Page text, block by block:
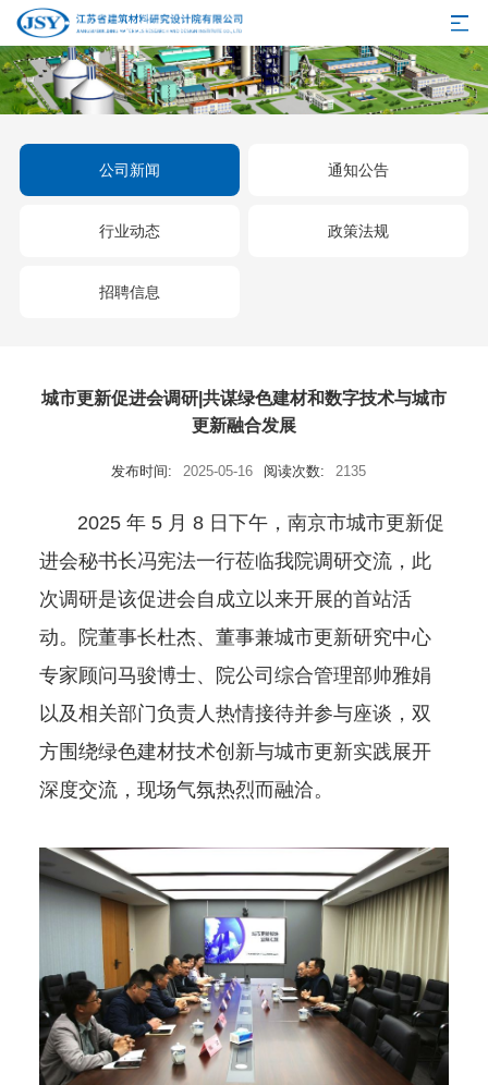
公司新闻 通知公告
行业动态 政策法规
招聘信息
城市更新促进会调研|共谋绿色建材和数字技术与城市
更新融合发展
发布时间: 2025-05-16 阅读次数: 2135
2025 年 5 月 8 日下午，南京市城市更新促
进会秘书长冯宪法一行莅临我院调研交流，此
次调研是该促进会自成立以来开展的首站活
动。院董事长杜杰、董事兼城市更新研究中心
专家顾问马骏博士、院公司综合管理部帅雅娟
以及相关部门负责人热情接待并参与座谈，双
方围绕绿色建材技术创新与城市更新实践展开
深度交流，现场气氛热烈而融洽。